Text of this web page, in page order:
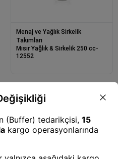
Menaj ve Yağlık Sirkelik
Takımları
Mısır Yağlık & Sirkelik 250 cc-
12552